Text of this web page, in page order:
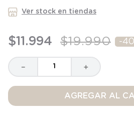
Ver stock en tiendas
$11 .994 $19.990 -
＋
－
AGREGAR AL